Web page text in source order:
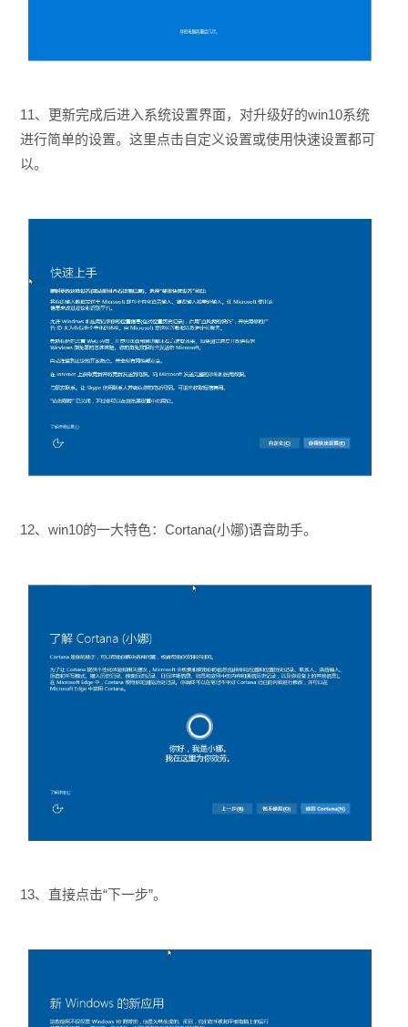
11、更新完成后进入系统设置界面，对升级好的win10系统
进行简单的设置。这里点击自定义设置或使用快速设置都可
以。
12、win10的一大特色：Cortana(小娜)语音助手。
13、直接点击“下一步”。